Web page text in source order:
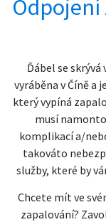
Odpojení
Ďábel se
vyráběna v Číně a
který vypíná
musí
komplikací a/
takováto
služby, které by
Chcete mít ve
zapalování?